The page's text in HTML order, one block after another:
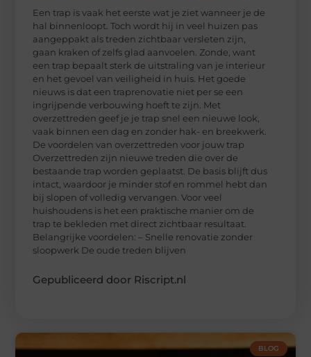
Een trap is vaak het eerste wat je ziet wanneer je de
hal binnenloopt. Toch wordt hij in veel huizen pas
aangeppakt als treden zichtbaar versleten zijn,
gaan kraken of zelfs glad aanvoelen. Zonde, want
een trap bepaalt sterk de uitstraling van je interieur
en het gevoel van veiligheid in huis. Het goede
nieuws is dat een traprenovatie niet per se een
ingrijpende verbouwing hoeft te zijn. Met
overzettreden geef je je trap snel een nieuwe look,
vaak binnen een dag en zonder hak- en breekwerk.
De voordelen van overzettreden voor jouw trap
Overzettreden zijn nieuwe treden die over de
bestaande trap worden geplaatst. De basis blijft dus
intact, waardoor je minder stof en rommel hebt dan
bij slopen of volledig vervangen. Voor veel
huishoudens is het een praktische manier om de
trap te bekleden met direct zichtbaar resultaat.
Belangrijke voordelen: – Snelle renovatie zonder
sloopwerk De oude treden blijven
Gepubliceerd door Riscript.nl
BLOG